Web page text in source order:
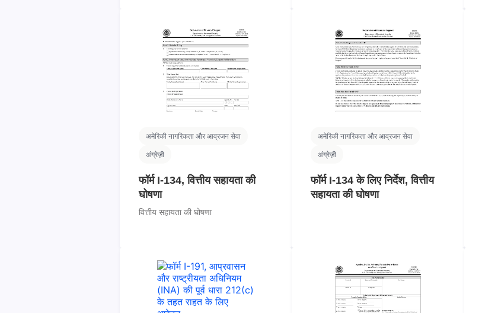
अमेरिकी नागरिकता और आव्रजन सेवा
अंग्रेज़ी
फॉर्म I-134, वित्तीय सहायता की
घोषणा
वित्तीय सहायता की घोषणा
अमेरिकी नागरिकता और आव्रजन सेवा
अंग्रेज़ी
फॉर्म I-134 के लिए निर्देश, वित्तीय
सहायता की घोषणा